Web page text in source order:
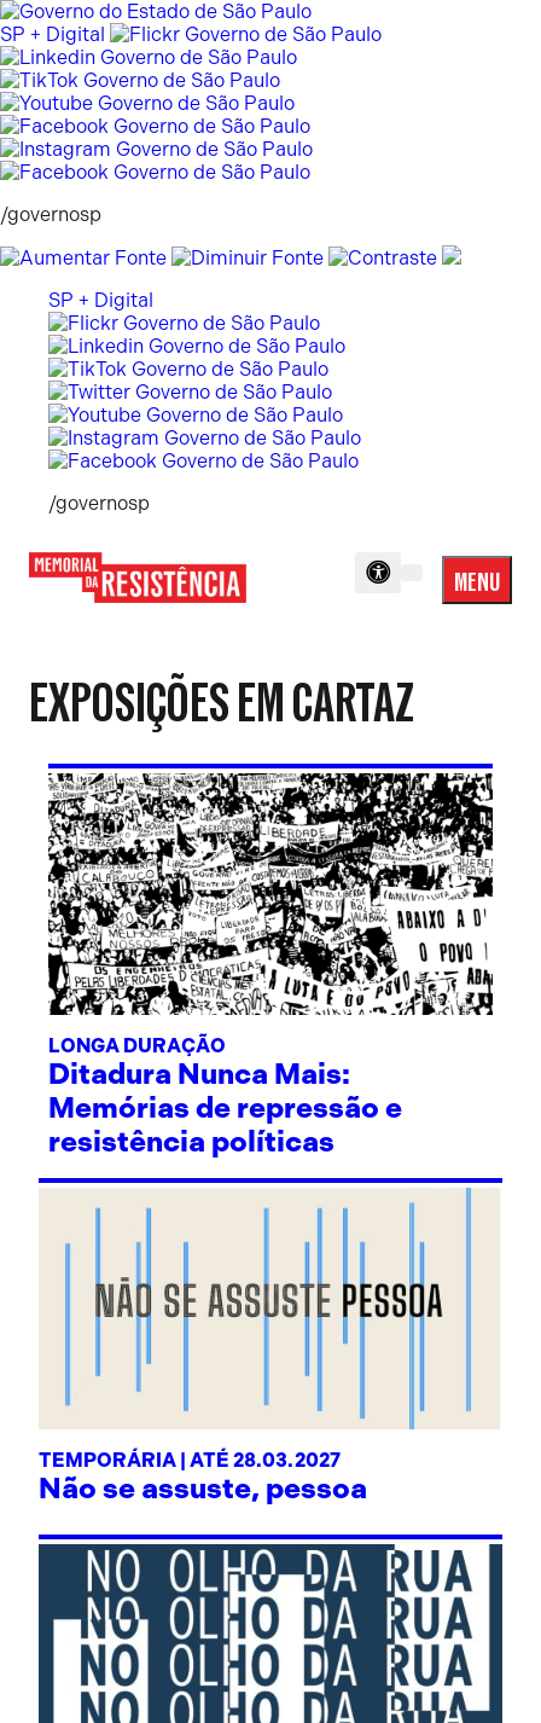
Pular
para
o
conteúdo
SP + Digital
/governosp
SP + Digital
/governosp
MENU
Menu
EXPOSIÇÕES EM CARTAZ
LONGA DURAÇÃO
Ditadura Nunca Mais:
Memórias de repressão e
resistência políticas
TEMPORÁRIA | ATÉ 28.03.2027
Não se assuste, pessoa